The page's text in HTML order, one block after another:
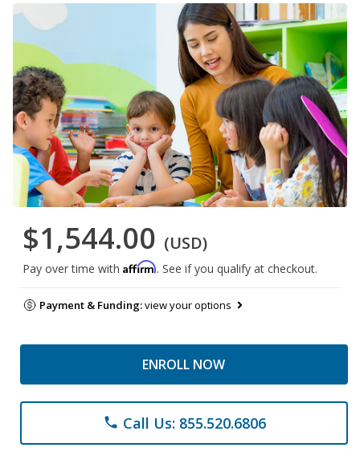
$1,544.00 (USD)
Pay over time with Affirm. See if you qualify at checkout.
Payment & Funding:view your options
ENROLL NOW
phone Call Us: 855.520.6806